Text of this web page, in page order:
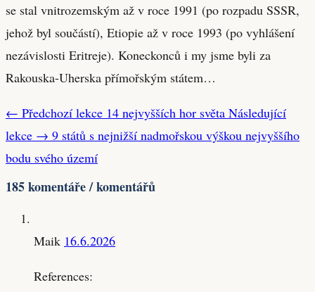
se stal vnitrozemským až v roce 1991 (po rozpadu SSSR,
jehož byl součástí), Etiopie až v roce 1993 (po vyhlášení
nezávislosti Eritreje). Koneckonců i my jsme byli za
Rakouska-Uherska přímořským státem…
← Předchozí lekce 14 nejvyšších hor světa Následující
lekce → 9 států s nejnižší nadmořskou výškou nejvyššího
bodu svého území
185 komentáře / komentářů
Maik 16.6.2026
References: